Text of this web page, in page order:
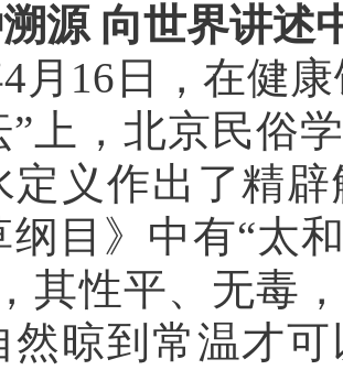
源 向世界讲述
月16日，在健
”上，北京民俗
定义作出了精
纲目》中有“太
其性平、无毒
然晾到常温才